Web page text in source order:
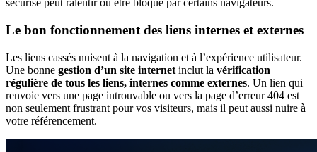
sécurisé peut ralentir ou être bloqué par certains navigateurs.
Le bon fonctionnement des liens internes et externes
Les liens cassés nuisent à la navigation et à l’expérience utilisateur.
Une bonne gestion d’un site internet inclut la vérification
régulière de tous les liens, internes comme externes. Un lien qui
renvoie vers une page introuvable ou vers la page d’erreur 404 est
non seulement frustrant pour vos visiteurs, mais il peut aussi nuire à
votre référencement.